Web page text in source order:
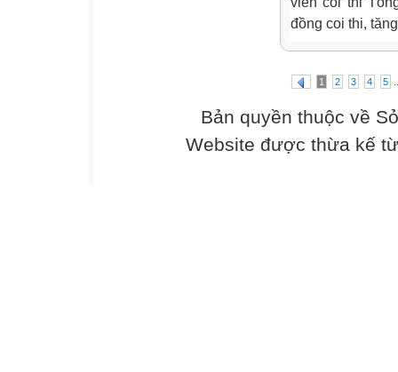
đồng coi thi,
1 2 3 4 5
Bản quyền thuộc về
Website được thừa kế